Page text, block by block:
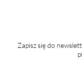
Zapisz się do